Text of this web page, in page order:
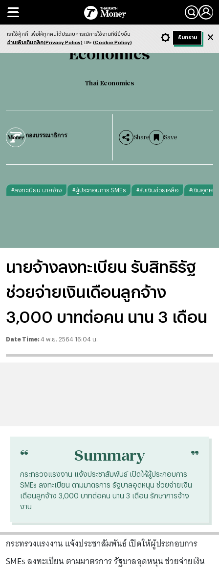
Search
Economics Thai Economics
Economics
Thai Economics
กองบรรณาธิการ Share Save
#ลงทะเบียน นายจ้าง #ผู้ประกอบการ SMEs #รับเงินช่วยเหลือ #เงินอุดหนุ
นายจ้างลงทะเบียน รับสิทธิรัฐ
ช่วยจ่ายเงินเดือนลูกจ้าง
3,000 บาทต่อคน นาน 3 เดือน
Date Time: 4 พ.ย. 2564 16:04 น.
- ก + ก Dark ฟังข่าว
“ Summary “
กระทรวงแรงงาน แจ้งประชาสัมพันธ์ เปิดให้ผู้ประกอบการ
SMEs ลงทะเบียน ตามมาตรการ รัฐบาลอุดหนุน ช่วยจ่ายเงิน
เดือนลูกจ้าง 3,000 บาทต่อคน นาน 3 เดือน รักษาการจ้าง
งาน
กระทรวงแรงงาน แจ้งประชาสัมพันธ์ เปิดให้ผู้ประกอบการ
SMEs ลงทะเบียน ตามมาตรการ รัฐบาลอุดหนุน ช่วยจ่ายเงิน
เราใช้คุ้กกี้ เพื่อให้ทุกคนได้ประสบการณ์การใช้งานที่ดียิ่งขึ้น
อ่านเพิ่มเติมคลิก(Privacy Policy) และ (Cookie Policy)
รับทราบ